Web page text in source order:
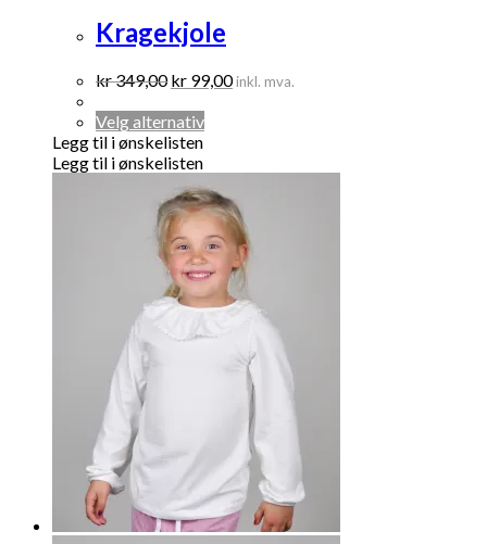
Kragekjole
kr349,00 Opprinnelig
var:
kr 349,00.
kr 99,00Nåværende
inkl. mva.
Velg alternativDette
varianter.
Alternativene
kan
velges
på
produktsiden
Legg til i ønskelisten
Legg til i ønskelisten